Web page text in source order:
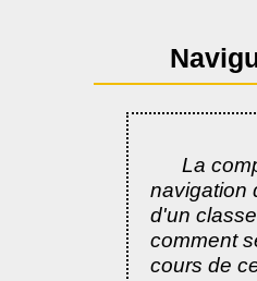
La
navigation
d'un
comment
cours de